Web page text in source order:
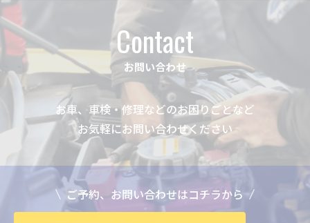
Contact
お問い合わせ
お車、車検・修理などのお困りごとなど
お気軽にお問い合わせください
ご予約、お問い合わせはコチラから